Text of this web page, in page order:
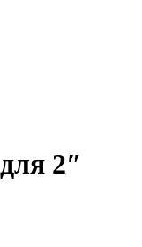
2″